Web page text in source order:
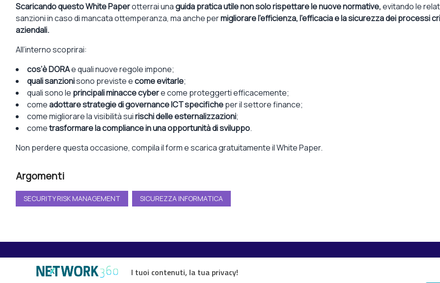
Scaricando questoWhite Paperotterrai unaguidapraticautilenon solorispettare le nuove normative,evitandole
sanzioniin caso di mancata ottemperanza, maanchepermigliorare l’efficienza, l’efficacia e la sicurezza dei processi
aziendali.
All’internoscoprirai:
cos’è DORAe quali nuove regoleimpone;
quali sanzionisono previsteecome evitarle;
quali sono le principali minacce cybere come proteggertiefficacemente;
comeadottarestrategie di governance ICTspecificheper ilsettorefinance;
come migliorare la visibilità suirischi delle esternalizzazioni;
cometrasformare lacompliancein unaopportunitàdi sviluppo.
Non perdere questa occasione, compila ilforme scarica gratuitamente il White Paper.
Argomenti
SECURITY RISK MANAGEMENT SICUREZZA INFORMATICA
I tuoi contenuti, la tua privacy!